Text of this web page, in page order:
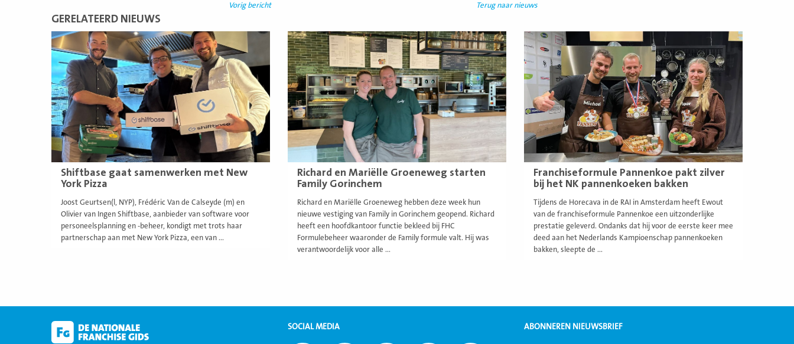
Vorig bericht Terug naar nieuws
GERELATEERD NIEUWS
Shiftbase gaat samenwerken met New
York Pizza
Joost Geurtsen(l, NYP), Frédéric Van de Calseyde (m) en
Olivier van Ingen Shiftbase, aanbieder van software voor
personeelsplanning en -beheer, kondigt met trots haar
partnerschap aan met New York Pizza, een van ...
Lees
meer
Richard en Mariëlle Groeneweg starten
Family Gorinchem
Richard en Mariëlle Groeneweg hebben deze week hun
nieuwe vestiging van Family in Gorinchem geopend. Richard
heeft een hoofdkantoor functie bekleed bij FHC
Formulebeheer waaronder de Family formule valt. Hij was
verantwoordelijk voor alle ...
Lees
meer
Franchiseformule Pannenkoe pakt zilver
bij het NK pannenkoeken bakken
Tijdens de Horecava in de RAI in Amsterdam heeft Ewout
van de franchiseformule Pannenkoe een uitzonderlijke
prestatie geleverd. Ondanks dat hij voor de eerste keer mee
deed aan het Nederlands Kampioenschap pannenkoeken
bakken, sleepte de ...
Lees
meer
SOCIAL MEDIA ABONNEREN NIEUWSBRIEF